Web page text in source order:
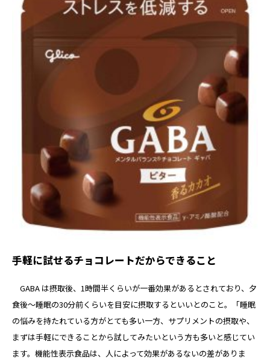
手軽に試せるチョコレートだからできること
GABA は摂取後、1時間半くらいが一番効果があるとされており、夕
食後～睡眠の30分前くらいを目安に摂取するといいとのこと。「睡眠
の悩みを持たれている方がとても多い一方、サプリメントの摂取や、
まずは手軽にできることから試してみたいという方も多いと感じてい
ます。機能性表示食品は、人によって効果があるないの差がありま